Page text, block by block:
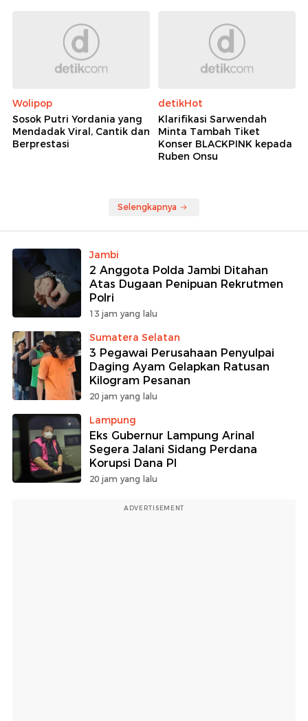
Wolipop
Sosok Putri Yordania yang
Mendadak Viral, Cantik dan
Berprestasi
detikHot
Klarifikasi Sarwendah
Minta Tambah Tiket
Konser BLACKPINK kepada
Ruben Onsu
Selengkapnya
Jambi
2 Anggota Polda Jambi Ditahan
Atas Dugaan Penipuan Rekrutmen
Polri
13 jam yang lalu
Sumatera Selatan
3 Pegawai Perusahaan Penyulpai
Daging Ayam Gelapkan Ratusan
Kilogram Pesanan
20 jam yang lalu
Lampung
Eks Gubernur Lampung Arinal
Segera Jalani Sidang Perdana
Korupsi Dana PI
20 jam yang lalu
ADVERTISEMENT